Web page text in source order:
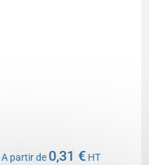
A partir de 0,31 € HT